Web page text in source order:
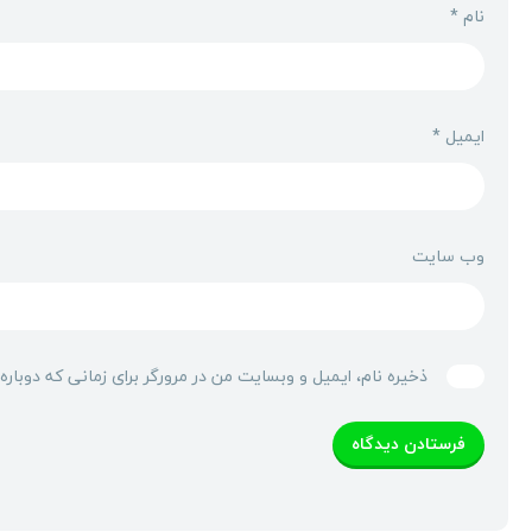
نام*
ایمیل *
وب‌ سایت
ذخیره نام، ایمیل و وبسایت من در مرورگر برای زمانی که